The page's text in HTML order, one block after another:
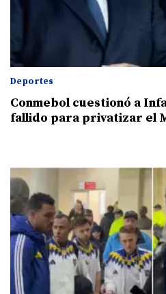
Deportes
Conmebol cuestionó a
fallido para privatizar el